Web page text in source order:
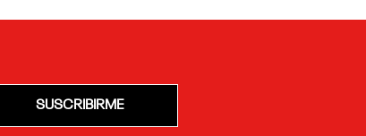
SUSCRIBIRME